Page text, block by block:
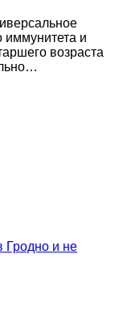
иммунитета и
возраста
Гродно и не